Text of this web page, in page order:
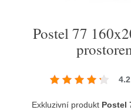
Postel 77
4.2
Exkluzivní produkt Postel